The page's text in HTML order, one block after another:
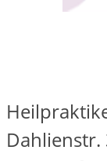
Dahlienstr.